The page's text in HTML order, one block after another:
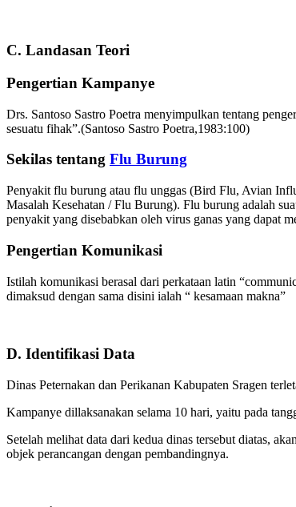
C. Landasan Teori
Pengertian Kampanye
Drs. Santoso Sastro Poetra menyimpulkan tentang
sesuatu fihak”.(Santoso Sastro Poetra,1983:100)
Sekilas tentang Flu Burung
Penyakit flu burung atau flu unggas (Bird Flu, Avian
Masalah Kesehatan / Flu Burung). Flu burung adalah
penyakit yang disebabkan oleh virus ganas yang dapat
Pengertian Komunikasi
Istilah komunikasi berasal dari perkataan latin
dimaksud dengan sama disini ialah “ kesamaan makna”
D. Identifikasi Data
Dinas Peternakan dan Perikanan Kabupaten Sragen
Kampanye dillaksanakan selama 10 hari, yaitu pada
Setelah melihat data dari kedua dinas tersebut diatas,
objek perancangan dengan pembandingnya.